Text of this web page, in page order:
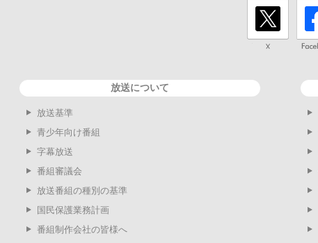
放送について
放送基準
青少年向け番組
字幕放送
番組審議会
放送番組の種別の基準
国民保護業務計画
番組制作会社の皆様へ